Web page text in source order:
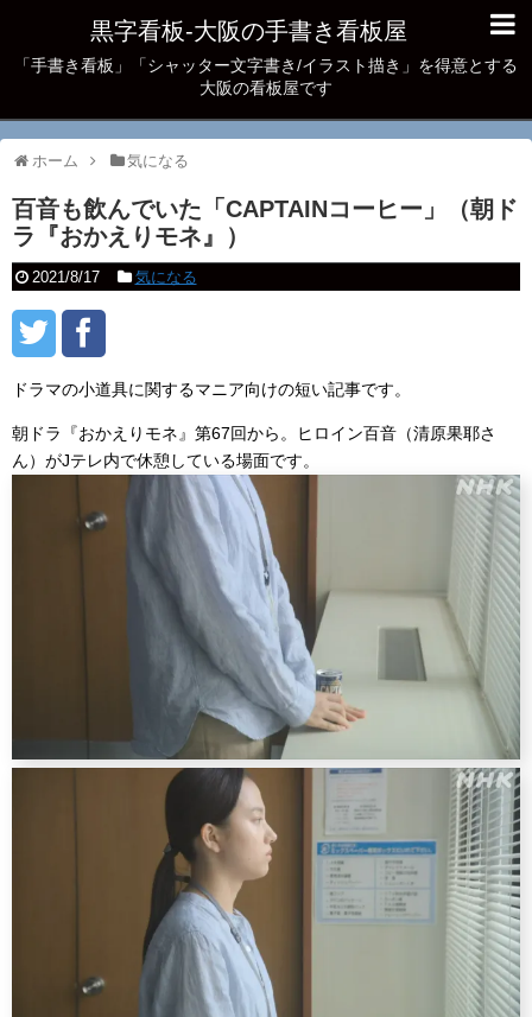
黒字看板‐大阪の手書き看板屋
「手書き看板」「シャッター文字書き/イラスト描き」を得意とする
大阪の看板屋です
ホーム 気になる
百音も飲んでいた「CAPTAINコーヒー」（朝ド
ラ『おかえりモネ』）
2021/8/17 気になる
ドラマの小道具に関するマニア向けの短い記事です。
朝ドラ『おかえりモネ』第67回から。ヒロイン百音（清原果耶さ
ん）がJテレ内で休憩している場面です。